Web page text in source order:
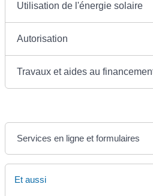
Utilisation de l'énergie solaire
Autorisation
Travaux et aides au
Services en ligne et formulaires
Et aussi